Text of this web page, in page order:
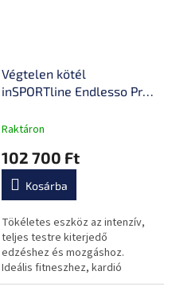
Végtelen kötél
inSPORTline Endlesso Pro,
folyamatos kötélmozgató
csavaros karabiner, max.
terhelés 150 kg
Raktáron
102 700 Ft
Kosárba
Tökéletes eszköz az intenzív,
teljes testre kiterjedő
edzéshez és mozgáshoz.
Ideális fitneszhez, kardió
edzéshez, erőfejlesztéshez és